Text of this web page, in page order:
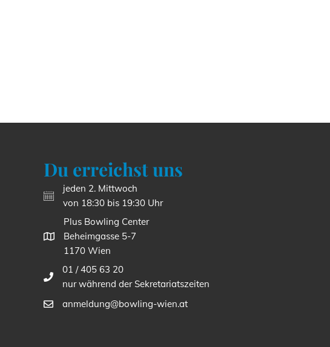
Du erreichst uns
jeden 2. Mittwoch
von 18:30 bis 19:30 Uhr
Plus Bowling Center
Beheimgasse 5-7
1170 Wien
01 / 405 63 20
nur während der Sekretariatszeiten
anmeldung@bowling-wien.at